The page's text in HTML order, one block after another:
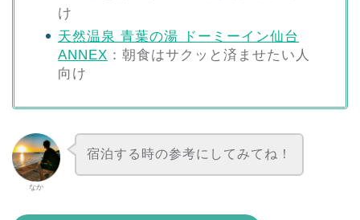
け
天然温泉 青葉の湯 ドーミーイン仙台
ANNEX ：朝食はサクッと済ませたい人
向け
なか
宿泊する時の参考にしてみてね！